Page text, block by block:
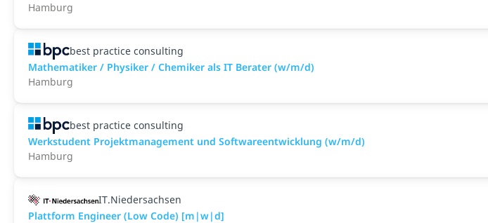
Hamburg
best practice consulting
Mathematiker / Physiker / Chemiker als IT Berater (w/m/d)
Hamburg
best practice consulting
Werkstudent Projektmanagement und Softwareentwicklung (w/m/d)
Hamburg
IT.Niedersachsen
Plattform Engineer (Low Code) [m|w|d]